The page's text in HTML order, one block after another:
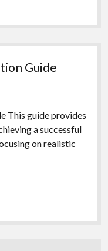
Guide
This guide provides
a successful
on realistic